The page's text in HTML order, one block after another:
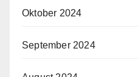
Oktober 2024
September 2024